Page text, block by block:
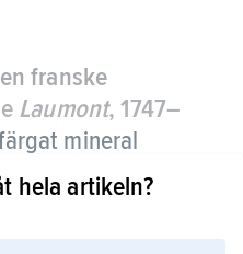
franske
Laumont, 1747–
mineral
med
Si O ·4H
hela artikeln?